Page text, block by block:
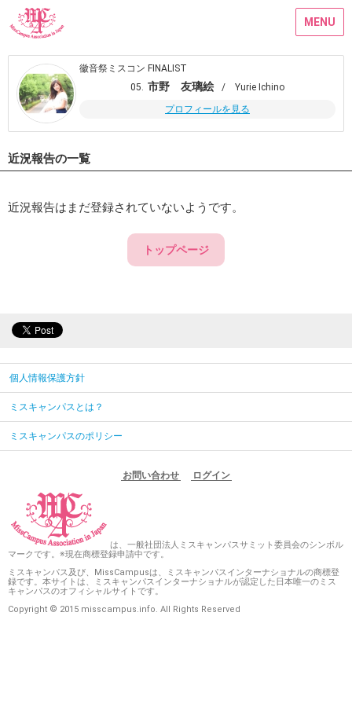
MENU
徽音祭ミスコン FINALIST
05. 市野 友璃絵
/ Yurie Ichino
プロフィールを見る
近況報告の一覧
近況報告はまだ登録されていないようです。
トップページ
個人情報保護方針
ミスキャンパスとは？
ミスキャンパスのポリシー
お問い合わせ ログイン
は、一般社団法人ミスキャンパスサミット委員会のシンボル
マークです。※現在商標登録申請中です。
ミスキャンパス及び、MissCampusは、ミスキャンパスインターナショナルの商標登
録です。本サイトは、ミスキャンパスインターナショナルが認定した日本唯一のミス
キャンパスのオフィシャルサイトです。
Copyright © 2015 misscampus.info. All Rights Reserved